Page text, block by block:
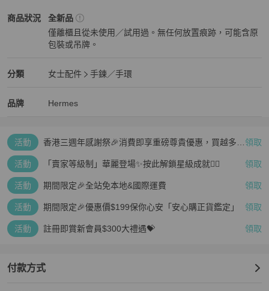
商品狀況
女士配件 商品狀態與細節
全新品
僅離櫃且從未使用／試用過。無任何放置痕跡，可能含原
包裝或吊牌。
分類
女士配件 分類資訊
女士配件
手鍊／手環
品牌
精品女士配件品牌介紹
Hermes
活動
香港三週年感謝祭🎉消費即享重磅尊貴優惠，買越多、 領取
活動 「賣家等級制」華麗登場✨按此解鎖星級成就👆🏻 領取
活動 期間限定🎉全站免本地&國際運費 領取
活動 期間限定🎉優惠價$199保你心安「安心購正貨鑑定」 領取
活動 註冊即賞新會員$300大禮遇💝 領取
付款方式